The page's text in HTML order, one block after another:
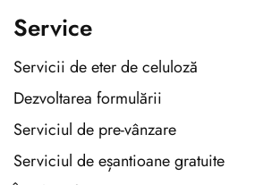
Service
Servicii de eter de celuloză
Dezvoltarea formulării
Serviciul de pre-vânzare
Serviciul de eșantioane gratuite